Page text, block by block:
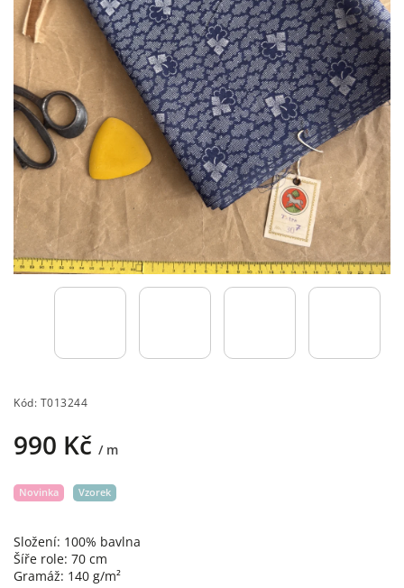
Kód: T013244
990 Kč / m
Složení: 100% bavlna
Šíře role: 70 cm
Gramáž: 140 g/m²
Novinka Vzorek